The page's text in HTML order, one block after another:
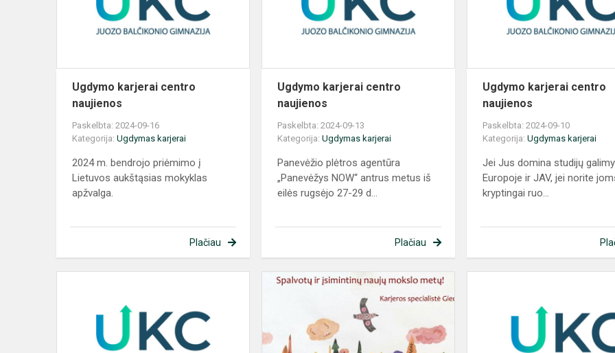
Ugdymo karjerai centro
naujienos
Paskelbta: 2024-09-16
Kategorija: Ugdymas karjerai
2024 m. bendrojo priėmimo į
Lietuvos aukštąsias mokyklas
apžvalga.
Plačiau
Ugdymo karjerai centro
naujienos
Paskelbta: 2024-09-13
Kategorija:Ugdymas karjerai
Panevėžio plėtros agentūra
„Panevėžys NOW“ antrus metus iš
eilės rugsėjo 27-29 d...
Plačiau
Ugdymo karjerai centro
naujienos
Paskelbta: 2024-09-10
Kategorija:Ugdymas karjerai
Jei Jus domina studijų
Europoje ir JAV, jei norite
kryptingai ruo...
Ugdymo
2024
paskutinio